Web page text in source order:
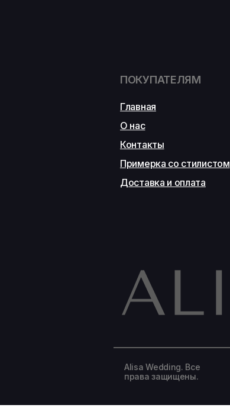
Alisa Wedding. Все
права защищены.
Главная
О нас
Контакты
Примерка со стилистом
Доставка и оплата
ПОКУПАТЕЛЯМ